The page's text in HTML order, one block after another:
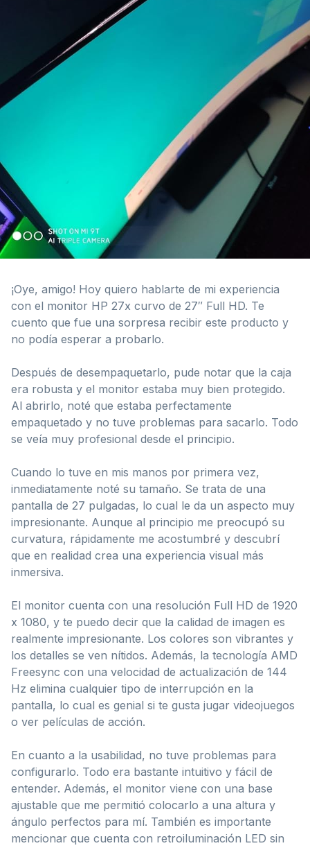
¡Oye, amigo! Hoy quiero hablarte de mi experiencia
con el monitor HP 27x curvo de 27″ Full HD. Te
cuento que fue una sorpresa recibir este producto y
no podía esperar a probarlo.
Después de desempaquetarlo, pude notar que la caja
era robusta y el monitor estaba muy bien protegido.
Al abrirlo, noté que estaba perfectamente
empaquetado y no tuve problemas para sacarlo. Todo
se veía muy profesional desde el principio.
Cuando lo tuve en mis manos por primera vez,
inmediatamente noté su tamaño. Se trata de una
pantalla de 27 pulgadas, lo cual le da un aspecto muy
impresionante. Aunque al principio me preocupó su
curvatura, rápidamente me acostumbré y descubrí
que en realidad crea una experiencia visual más
inmersiva.
El monitor cuenta con una resolución Full HD de 1920
x 1080, y te puedo decir que la calidad de imagen es
realmente impresionante. Los colores son vibrantes y
los detalles se ven nítidos. Además, la tecnología AMD
Freesync con una velocidad de actualización de 144
Hz elimina cualquier tipo de interrupción en la
pantalla, lo cual es genial si te gusta jugar videojuegos
o ver películas de acción.
En cuanto a la usabilidad, no tuve problemas para
configurarlo. Todo era bastante intuitivo y fácil de
entender. Además, el monitor viene con una base
ajustable que me permitió colocarlo a una altura y
ángulo perfectos para mí. También es importante
mencionar que cuenta con retroiluminación LED sin